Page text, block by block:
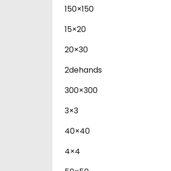
150×150
15×20
20×30
2dehands
300×300
3×3
40×40
4×4